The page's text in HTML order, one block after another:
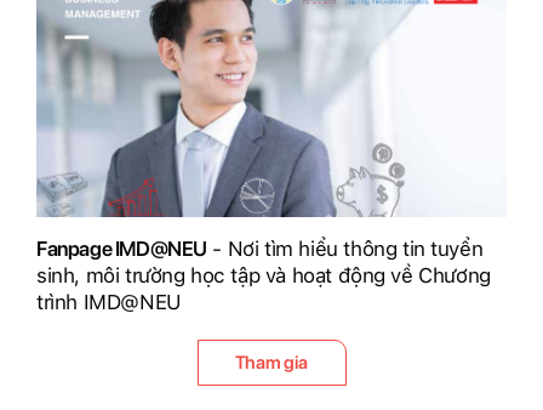
Fanpage IMD@NEU - Nơi tìm hiểu thông tin tuyển
sinh, môi trường học tập và hoạt động về Chương
trình IMD@NEU
Tham gia